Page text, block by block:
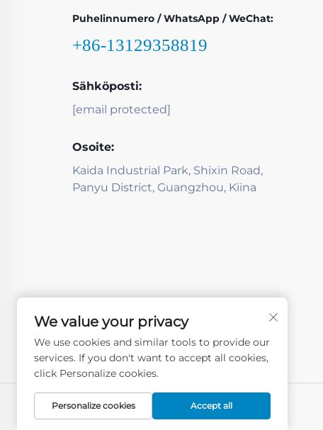
Puhelinnumero / WhatsApp / WeChat:
+86-13129358819
Sähköposti:
[email protected]
Osoite:
Kaida Industrial Park, Shixin Road,
Panyu District, Guangzhou, Kiina
We value your privacy
We use cookies and similar tools to provide our
services. If you don't want to accept all cookies,
click Personalize cookies.
Personalize cookies Accept all